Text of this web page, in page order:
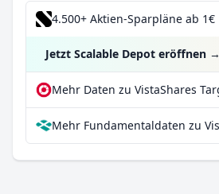
4.500+ Aktien-Sparpläne ab 1€
Jetzt Scalable Depot eröffnen →